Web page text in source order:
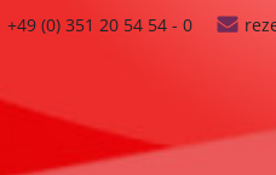
+49 (0) 351 20 54 54 - 0